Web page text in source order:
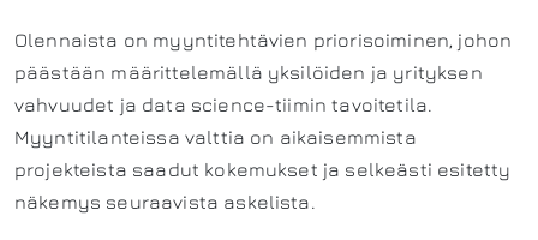
Olennaista on myyntitehtävien priorisoiminen, johon
päästään määrittelemällä yksilöiden ja yrityksen
vahvuudet ja data science-tiimin tavoitetila.
Myyntitilanteissa valttia on aikaisemmista
projekteista saadut kokemukset ja selkeästi esitetty
näkemys seuraavista askelista.